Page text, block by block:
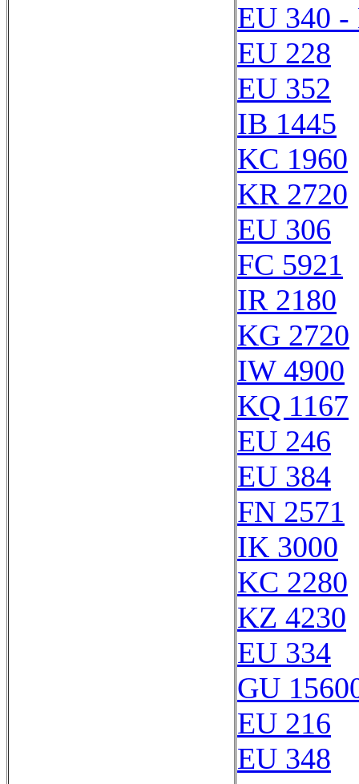
EU 340 -
EU 228
EU 352
IB 1445
KC 1960
KR 2720
EU 306
FC 5921
IR 2180
KG 2720
IW 4900
KQ 1167
EU 246
EU 384
FN 2571
IK 3000
KC 2280
KZ 4230
EU 334
GU
EU 216
EU 348